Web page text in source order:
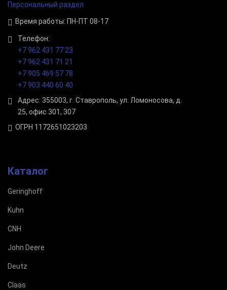
Персональный раздел
Время работы: ПН-ПТ 08-17
Телефон:
+7 962 431 77 23
+7 962 431 71 21
+7 905 469 57 78
+7 903 440 60 40
Адрес: 355003, г. Ставрополь, ул. Ломоносова, д.
25, офис 301, 307
ОГРН 1172651023203
Каталог
Geringhoff
Kuhn
CNH
John Deere
Deutz
Claas